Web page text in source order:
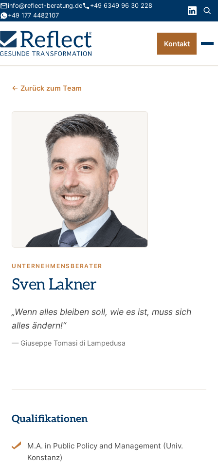
info@reflect-beratung.de
+49 6349 96 30 228
+49 177 4482107
Über uns
Kontakt
← Zurück zum Team
UNTERNEHMENSBERATER
Sven Lakner
„Wenn alles bleiben soll, wie es ist, muss sich
alles ändern!“
— Giuseppe Tomasi di Lampedusa
Qualifikationen
M.A. in Public Policy and Management (Univ.
Konstanz)